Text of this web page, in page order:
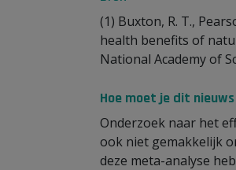
(1) Buxton, R. T.,
health benefits of
National Academy of
Hoe moet je dit
Onderzoek naar het
ook niet gemakkelijk
deze meta-analyse